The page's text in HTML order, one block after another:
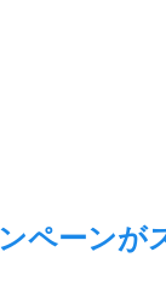
ペーンが